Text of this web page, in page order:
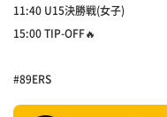
11:40 U15決勝戦(女子)
15:00 TIP-OFF🔥
#89ERS